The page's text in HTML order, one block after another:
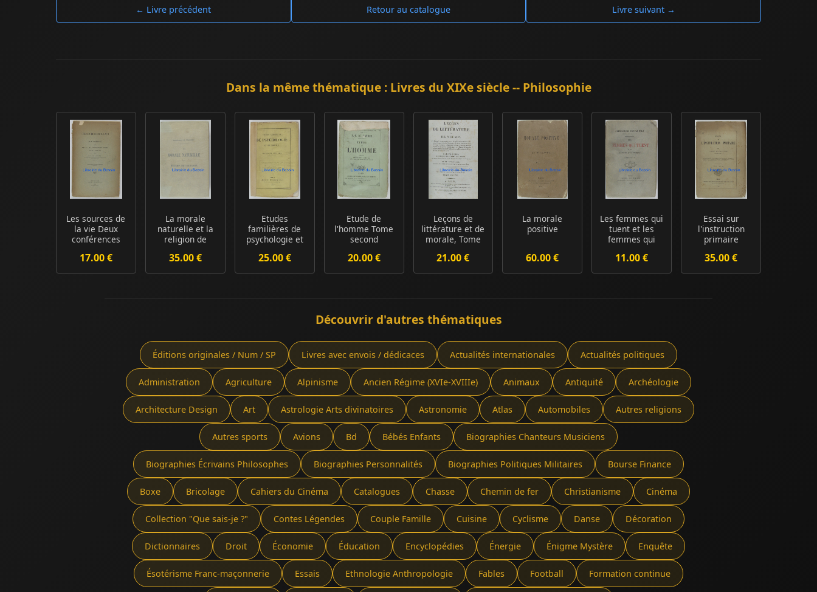
← Livre précédent Retour au catalogue Livre suivant →
Dans la même thématique : Livres du XIXe siècle -- Philosophie
Les sources de
la vie Deux
conférences
17.00 €
La morale
naturelle et la
religion de
35.00 €
Etudes
familières de
psychologie et
25.00 €
Etude de
l'homme Tome
second
20.00 €
Leçons de
littérature et de
morale, Tome
21.00 €
La morale
positive
60.00 €
Les femmes qui
tuent et les
femmes qui
11.00 €
Essai sur
l'instruction
primaire
35.00 €
Découvrir d'autres thématiques
Éditions originales / Num / SP Livres avec envois / dédicaces Actualités internationales Actualités politiques
Administration Agriculture Alpinisme Ancien Régime (XVIe-XVIIIe) Animaux Antiquité Archéologie
Architecture Design Art Astrologie Arts divinatoires Astronomie Atlas Automobiles Autres religions
Autres sports Avions Bd Bébés Enfants Biographies Chanteurs Musiciens
Biographies Écrivains Philosophes Biographies Personnalités Biographies Politiques Militaires Bourse Finance
Boxe Bricolage Cahiers du Cinéma Catalogues Chasse Chemin de fer Christianisme Cinéma
Collection "Que sais-je ?" Contes Légendes Couple Famille Cuisine Cyclisme Danse Décoration
Dictionnaires Droit Économie Éducation Encyclopédies Énergie Énigme Mystère Enquête
Ésotérisme Franc-maçonnerie Essais Ethnologie Anthropologie Fables Football Formation continue